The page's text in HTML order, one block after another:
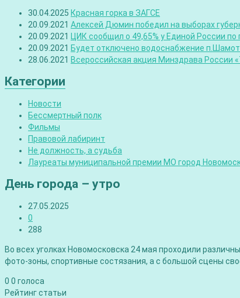
30.04.2025 Красная горка в ЗАГСЕ
20.09.2021 Алексей Дюмин победил на выборах
20.09.2021 ЦИК сообщил о 49,65% у Единой России
20.09.2021 Будет отключено водоснабжение
28.06.2021 Всероссийская акция Минздрава России
Категории
Новости
Бессмертный полк
Фильмы
Правовой лабиринт
Не должность, а судьба
Лауреаты муниципальной премии МО город
День города – утро
27.05.2025
0
288
Во всех уголках Новомосковска 24 мая проходили
фото-зоны, спортивные состязания, а с большой сцены
0 0 голоса
Рейтинг статьи